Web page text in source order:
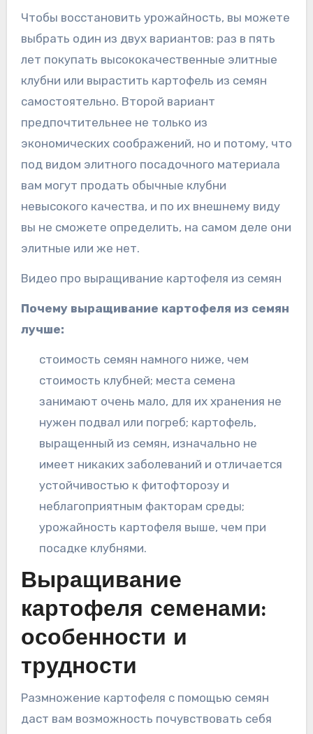
Чтобы восстановить урожайность, вы можете
выбрать один из двух вариантов: раз в пять
лет покупать высококачественные элитные
клубни или вырастить картофель из семян
самостоятельно. Второй вариант
предпочтительнее не только из
экономических соображений, но и потому, что
под видом элитного посадочного материала
вам могут продать обычные клубни
невысокого качества, и по их внешнему виду
вы не сможете определить, на самом деле они
элитные или же нет.
Видео про выращивание картофеля из семян
Почему выращивание картофеля из семян
лучше:
стоимость семян намного ниже, чем
стоимость клубней; места семена
занимают очень мало, для их хранения не
нужен подвал или погреб; картофель,
выращенный из семян, изначально не
имеет никаких заболеваний и отличается
устойчивостью к фитофторозу и
неблагоприятным факторам среды;
урожайность картофеля выше, чем при
посадке клубнями.
Выращивание
картофеля семенами:
особенности и
трудности
Размножение картофеля с помощью семян
даст вам возможность почувствовать себя